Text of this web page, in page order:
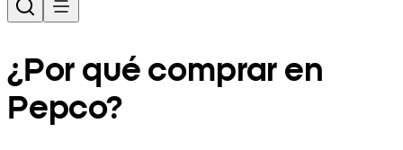
¿Por qué comprar en
Pepco?